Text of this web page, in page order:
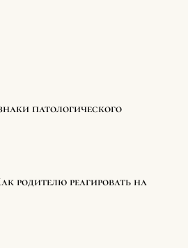
патологического
родителю реагировать на